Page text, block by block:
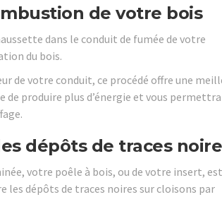
de votre bois
dans le conduit de fumée de votre
du bois.
de votre conduit, ce procédé offre une
produire plus d’énergie et vous
dépôts de traces
votre poêle à bois, ou de votre insert, est
les dépôts de traces noires sur cloisons par